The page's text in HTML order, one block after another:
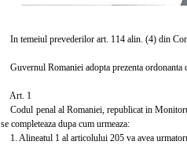
In temeiul prevederilor art. 114 alin. (4) din
Guvernul Romaniei adopta prezenta ordonanta
Art. 1
Codul penal al Romaniei, republicat in
se completeaza dupa cum urmeaza:
1. Alineatul 1 al articolului 205 va avea